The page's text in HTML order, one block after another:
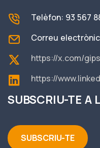
Telèfon: 93 567
Correu
https://x.com/
https://
SUBSCRIU-TE A
SUBSCRIU-TE